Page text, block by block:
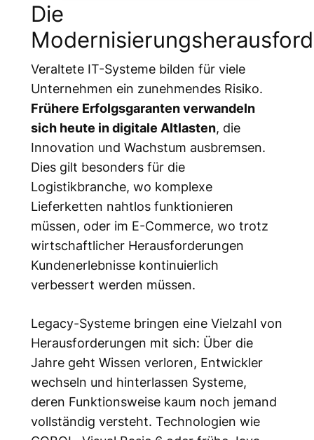
Die
Veraltete IT-Systeme bilden für viele
Unternehmen ein zunehmendes Risiko.
Frühere Erfolgsgaranten verwandeln
sich heute in digitale Altlasten, die
Innovation und Wachstum ausbremsen.
Dies gilt besonders für die
Logistikbranche, wo komplexe
Lieferketten nahtlos funktionieren
müssen, oder im E-Commerce, wo trotz
wirtschaftlicher Herausforderungen
Kundenerlebnisse kontinuierlich
verbessert werden müssen.
Legacy-Systeme bringen eine Vielzahl von
Herausforderungen mit sich: Über die
Jahre geht Wissen verloren, Entwickler
wechseln und hinterlassen Systeme,
deren Funktionsweise kaum noch jemand
vollständig versteht. Technologien wie